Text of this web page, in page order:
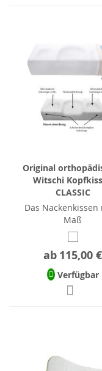
Original
Witschi
CLASSIC
Das Nackenkissen
Maß
ab 115,00 €
Verfügbar